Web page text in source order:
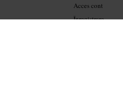
Acces cont
Înregistrare